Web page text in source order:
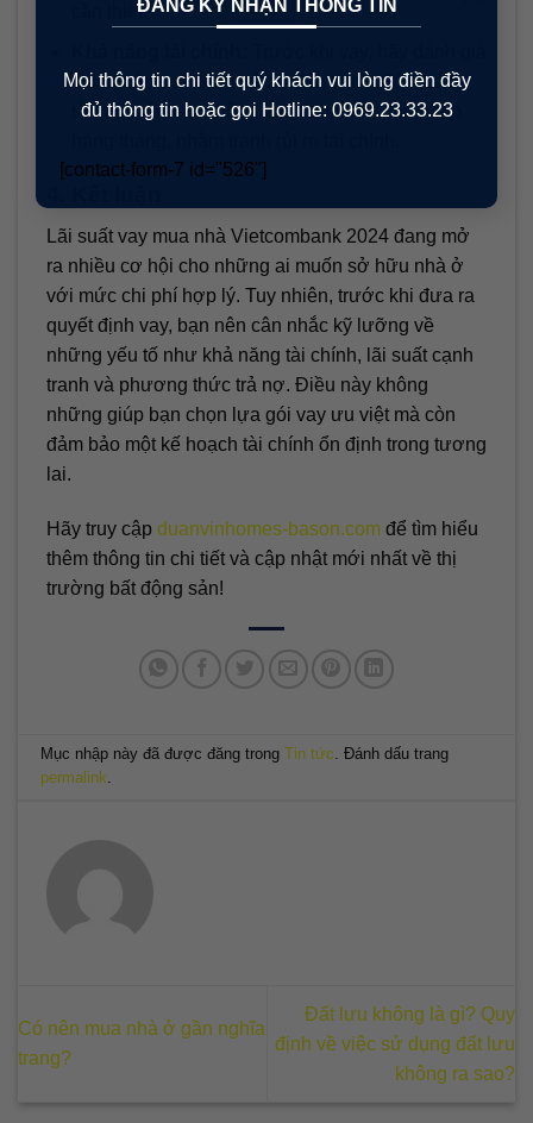
ĐĂNG KÝ NHẬN THÔNG TIN
Mọi thông tin chi tiết quý khách vui lòng điền đầy
đủ thông tin hoặc gọi Hotline: 0969.23.33.23
[contact-form-7 id="526"]
cần thiết.
chính xác khả năng trả nợ của mình, đảm bảo
rằng khoản vay không vượt quá 40% thu nhập
Lãi suất vay mua nhà Vietcombank 2024 đang mở
ra nhiều cơ hội cho những ai muốn sở hữu nhà ở
với mức chi phí hợp lý. Tuy nhiên, trước khi đưa ra
quyết định vay, bạn nên cân nhắc kỹ lưỡng về
những yếu tố như khả năng tài chính, lãi suất cạnh
tranh và phương thức trả nợ. Điều này không
những giúp bạn chọn lựa gói vay ưu việt mà còn
đảm bảo một kế hoạch tài chính ổn định trong tương
lai.
Hãy truy cập duanvinhomes-bason.com để tìm hiểu
thêm thông tin chi tiết và cập nhật mới nhất về thị
trường bất động sản!
Mục nhập này đã được đăng trongTin tức. Đánh dấu trang
permalink.
Có nên mua nhà ở gần nghĩa
trang?
Đất lưu không là gì? Quy
định về việc sử dụng đất lưu
không ra sao?